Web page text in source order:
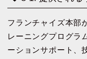
フランチャイズ本部
レーニングプログラ
ーションサポート、